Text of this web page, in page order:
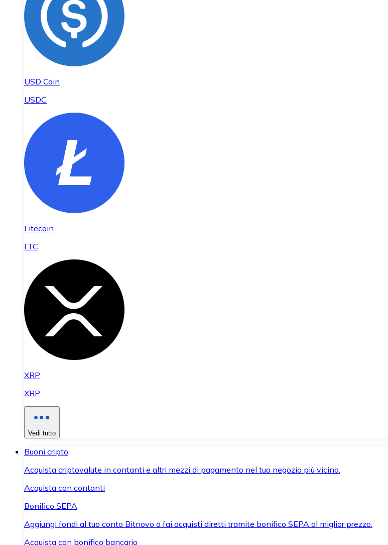
USD Coin
USDC
Litecoin
LTC
XRP
XRP
Vedi tutto
Buoni cripto
Acquista criptovalute in contanti e altri mezzi di pagamento nel tuo negozio più vicino.
Acquista con contanti
Bonifico SEPA
Aggiungi fondi al tuo conto Bitnovo o fai acquisti diretti tramite bonifico SEPA al miglior prezzo.
Acquista con bonifico bancario